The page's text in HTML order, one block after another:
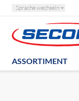
Sprache wechseln
ASSORTIMENT